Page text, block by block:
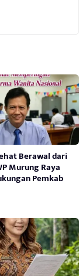
Berawal dari
Murung Raya
Pemkab